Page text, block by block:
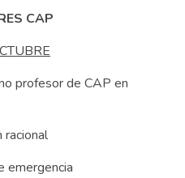
CAP
profesor de CAP en
racional
emergencia